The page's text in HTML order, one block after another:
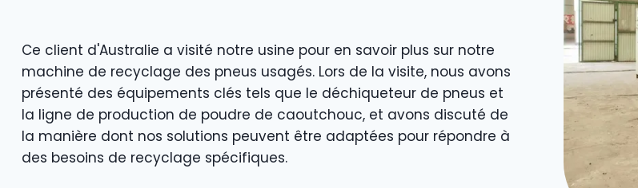
Ce client d'Australie a visité notre usine pour en savoir plus sur notre
machine de recyclage des pneus usagés. Lors de la visite, nous avons
présenté des équipements clés tels que le déchiqueteur de pneus et
la ligne de production de poudre de caoutchouc, et avons discuté de
la manière dont nos solutions peuvent être adaptées pour répondre à
des besoins de recyclage spécifiques.